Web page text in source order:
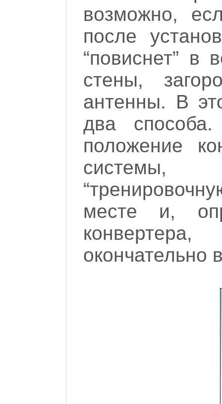
возможно,
после
“повиснет” в
стены,
антенны. В
два
положение
системы,
месте и,
окончательно